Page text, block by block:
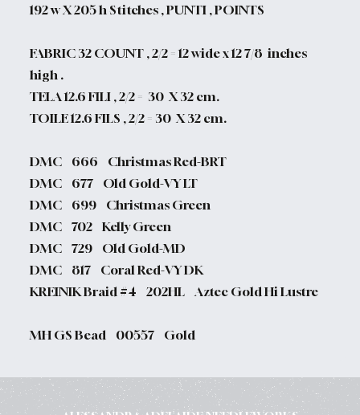
192 w X 205 h Stitches , PUNTI , POINTS
FABRIC 32 COUNT , 2/2 =12 wide x 12 7/8 inches
high .
TELA 12.6 FILI , 2/2 = 30 X 32 cm.
TOILE 12.6 FILS , 2/2 = 30 X 32 cm.
DMC 666 Christmas Red-BRT
DMC 677 Old Gold-VY LT
DMC 699 Christmas Green
DMC 702 Kelly Green
DMC 729 Old Gold-MD
DMC 817 Coral Red-VY DK
KREINIK Braid #4 202HL Aztec Gold Hi Lustre
MH GS Bead 00557 Gold